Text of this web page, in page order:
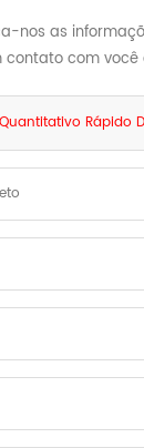
nos as
contato com você
Rápido